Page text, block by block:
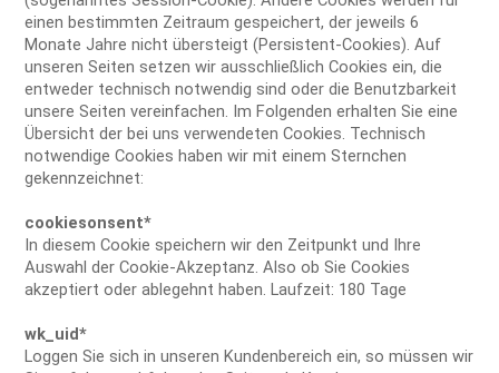
einen bestimmten Zeitraum gespeichert, der jeweils 6
Monate Jahre nicht übersteigt (Persistent-Cookies). Auf
unseren Seiten setzen wir ausschließlich Cookies ein, die
entweder technisch notwendig sind oder die Benutzbarkeit
unsere Seiten vereinfachen. Im Folgenden erhalten Sie eine
Übersicht der bei uns verwendeten Cookies. Technisch
notwendige Cookies haben wir mit einem Sternchen
gekennzeichnet:
cookiesonsent*
In diesem Cookie speichern wir den Zeitpunkt und Ihre
Auswahl der Cookie-Akzeptanz. Also ob Sie Cookies
akzeptiert oder ablegehnt haben. Laufzeit: 180 Tage
wk_uid*
Loggen Sie sich in unseren Kundenbereich ein, so müssen wir